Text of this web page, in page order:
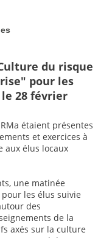
du risque
pour les
28 février
étaient présentes
et exercices à
aux élus locaux
une matinée
les élus suivie
des
de la
axés sur la culture